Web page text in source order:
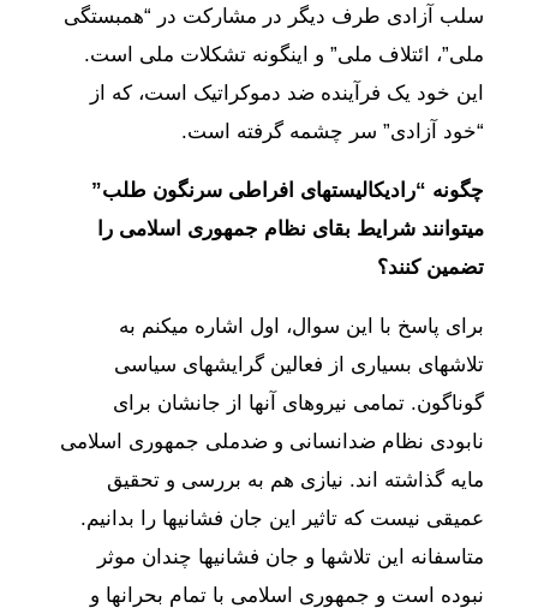
سلب آزادی طرف دیگر در مشارکت در “همبستگی
ملی”، ائتلاف ملی” و اینگونه تشکلات ملی است.
این خود یک فرآینده ضد دموکراتیک است، که از
“خود آزادی” سر چشمه گرفته است.
چگونه “رادیکالیستهای افراطی سرنگون طلب”
میتوانند شرایط بقای نظام جمهوری اسلامی را
تضمین کنند؟
برای پاسخ با این سوال، اول اشاره میکنم به
تلاشهای بسیاری از فعالین گرایشهای سیاسی
گوناگون. تمامی نیروهای آنها از جانشان برای
نابودی نظام ضدانسانی و ضدملی جمهوری اسلامی
مایه گذاشته اند. نیازی هم به بررسی و تحقیق
عمیقی نیست که تاثیر این جان فشانیها را بدانیم.
متاسفانه این تلاشها و جان فشانیها چندان موثر
نبوده است و جمهوری اسلامی با تمام بحرانها و